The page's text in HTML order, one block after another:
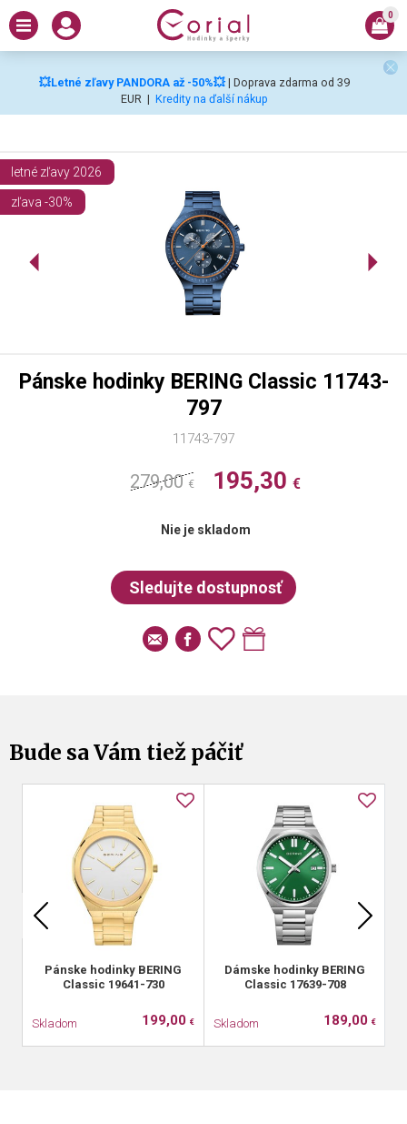
💥Letné zľavy PANDORA až -50%💥 | Doprava zdarma od 39
EUR | Kredity na ďalší nákup
0
letné zľavy 2026
zľava -30%
11743-797
Pánske hodinky BERING Classic 11743-
797
279,00€ 195,30 €
Nie je skladom
Bude sa Vám tiež páčiť
Pánske hodinky BERING
Classic 19641-730
Skladom 199,00 €
Dámske hodinky BERING
Classic 17639-708
Skladom 189,00 €